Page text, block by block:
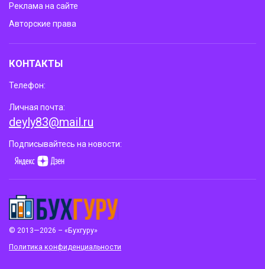
© 2013—2026 – «Бухгуру»
Политика конфиденциальности
Реклама на сайте
Авторские права
КОНТАКТЫ
Телефон:
Личная почта:
deyly83@mail.ru
Подписывайтесь на новости: